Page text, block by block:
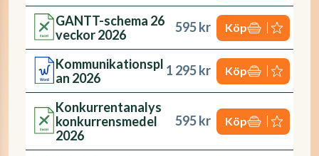
GANTT-schema 26
veckor 2026
595 kr Köp
Kommunikationspl
an 2026
1 295 kr Köp
Konkurrentanalys
konkurrensmedel
2026
595 kr Köp